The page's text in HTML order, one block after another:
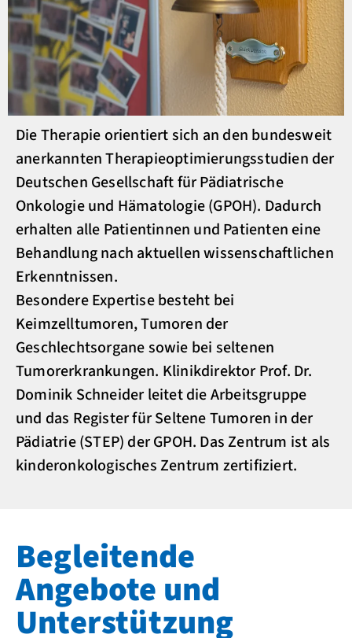
Die Therapie orientiert sich an den bundesweit
anerkannten Therapieoptimierungsstudien der
Deutschen Gesellschaft für Pädiatrische
Onkologie und Hämatologie (GPOH). Dadurch
erhalten alle Patientinnen und Patienten eine
Behandlung nach aktuellen wissenschaftlichen
Erkenntnissen.
Besondere Expertise besteht bei
Keimzelltumoren, Tumoren der
Geschlechtsorgane sowie bei seltenen
Tumorerkrankungen. Klinikdirektor Prof. Dr.
Dominik Schneider leitet die Arbeitsgruppe
und das Register für Seltene Tumoren in der
Pädiatrie (STEP) der GPOH. Das Zentrum ist als
kinderonkologisches Zentrum zertifiziert.
Begleitende
Angebote und
Unterstützung